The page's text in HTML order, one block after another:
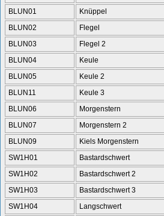
BLUN01
Knüppel
BLUN02
Flegel
BLUN03
Flegel 2
BLUN04
Keule
BLUN05
Keule 2
BLUN11
Keule 3
BLUN06
Morgenstern
BLUN07
Morgenstern 2
BLUN09
Kiels Morgenstern
SW1H01
Bastardschwert
SW1H02
Bastardschwert 2
SW1H03
Bastardschwert 3
SW1H04
Langschwert